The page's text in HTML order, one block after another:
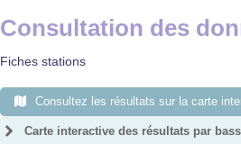
Consultation des
Fiches stations
Consultez les résultats sur la carte
Carte interactive des résultats par